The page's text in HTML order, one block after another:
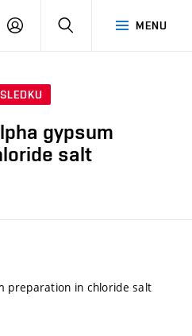
MENU
PŘIHLÁSIT
gypsum
salt
preparation in chloride salt